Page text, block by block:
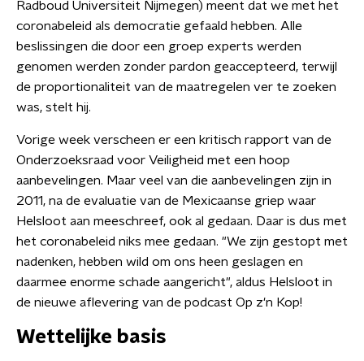
Radboud Universiteit Nijmegen) meent dat we met het
coronabeleid als democratie gefaald hebben. Alle
beslissingen die door een groep experts werden
genomen werden zonder pardon geaccepteerd, terwijl
de proportionaliteit van de maatregelen ver te zoeken
was, stelt hij.
Vorige week verscheen er een kritisch rapport van de
Onderzoeksraad voor Veiligheid met een hoop
aanbevelingen. Maar veel van die aanbevelingen zijn in
2011, na de evaluatie van de Mexicaanse griep waar
Helsloot aan meeschreef, ook al gedaan. Daar is dus met
het coronabeleid niks mee gedaan. "We zijn gestopt met
nadenken, hebben wild om ons heen geslagen en
daarmee enorme schade aangericht", aldus Helsloot in
de nieuwe aflevering van de podcast Op z'n Kop!
Wettelijke basis